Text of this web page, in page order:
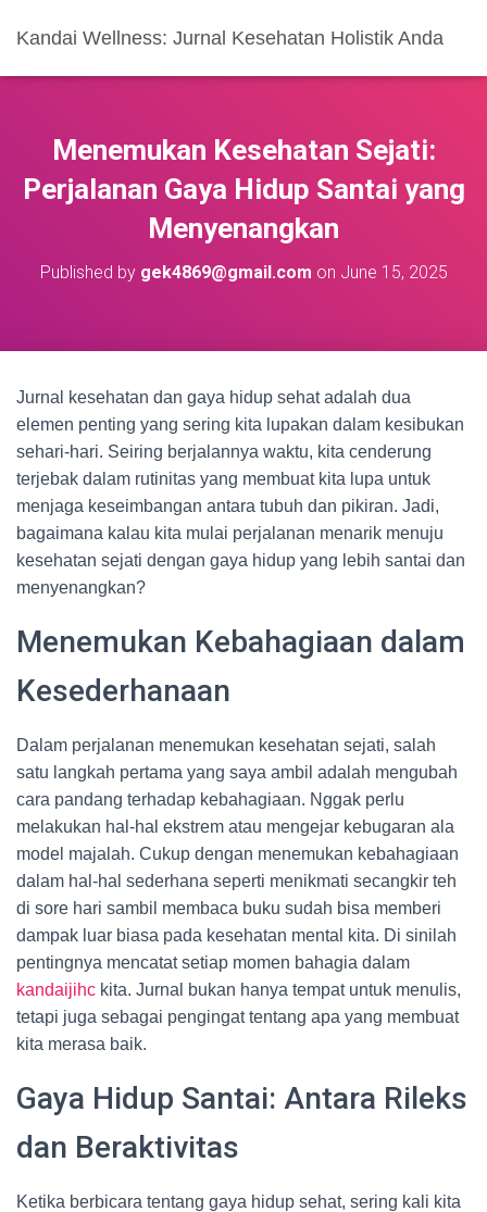
Kandai Wellness: Jurnal Kesehatan Holistik Anda
Menemukan Kesehatan Sejati:
Perjalanan Gaya Hidup Santai yang
Menyenangkan
Published by gek4869@gmail.com on June 15, 2025
Jurnal kesehatan dan gaya hidup sehat adalah dua
elemen penting yang sering kita lupakan dalam kesibukan
sehari-hari. Seiring berjalannya waktu, kita cenderung
terjebak dalam rutinitas yang membuat kita lupa untuk
menjaga keseimbangan antara tubuh dan pikiran. Jadi,
bagaimana kalau kita mulai perjalanan menarik menuju
kesehatan sejati dengan gaya hidup yang lebih santai dan
menyenangkan?
Menemukan Kebahagiaan dalam
Kesederhanaan
Dalam perjalanan menemukan kesehatan sejati, salah
satu langkah pertama yang saya ambil adalah mengubah
cara pandang terhadap kebahagiaan. Nggak perlu
melakukan hal-hal ekstrem atau mengejar kebugaran ala
model majalah. Cukup dengan menemukan kebahagiaan
dalam hal-hal sederhana seperti menikmati secangkir teh
di sore hari sambil membaca buku sudah bisa memberi
dampak luar biasa pada kesehatan mental kita. Di sinilah
pentingnya mencatat setiap momen bahagia dalam
kandaijihc kita. Jurnal bukan hanya tempat untuk menulis,
tetapi juga sebagai pengingat tentang apa yang membuat
kita merasa baik.
Gaya Hidup Santai: Antara Rileks
dan Beraktivitas
Ketika berbicara tentang gaya hidup sehat, sering kali kita